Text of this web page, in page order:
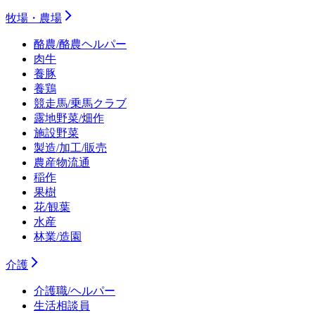
牧場・農場
酪農/酪農ヘルパー
肉牛
養豚
養鶏
競走馬/乗馬クラブ
露地野菜/畑作
施設野菜
製造/加工/販売
農産物流通
稲作
果樹
花/観葉
水産
林業/造園
介護
介護職/ヘルパー
生活相談員